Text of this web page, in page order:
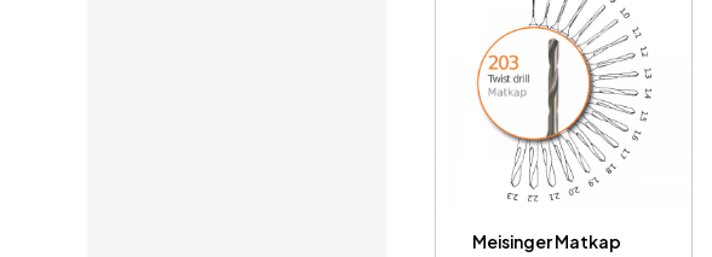
Meisinger Matkap